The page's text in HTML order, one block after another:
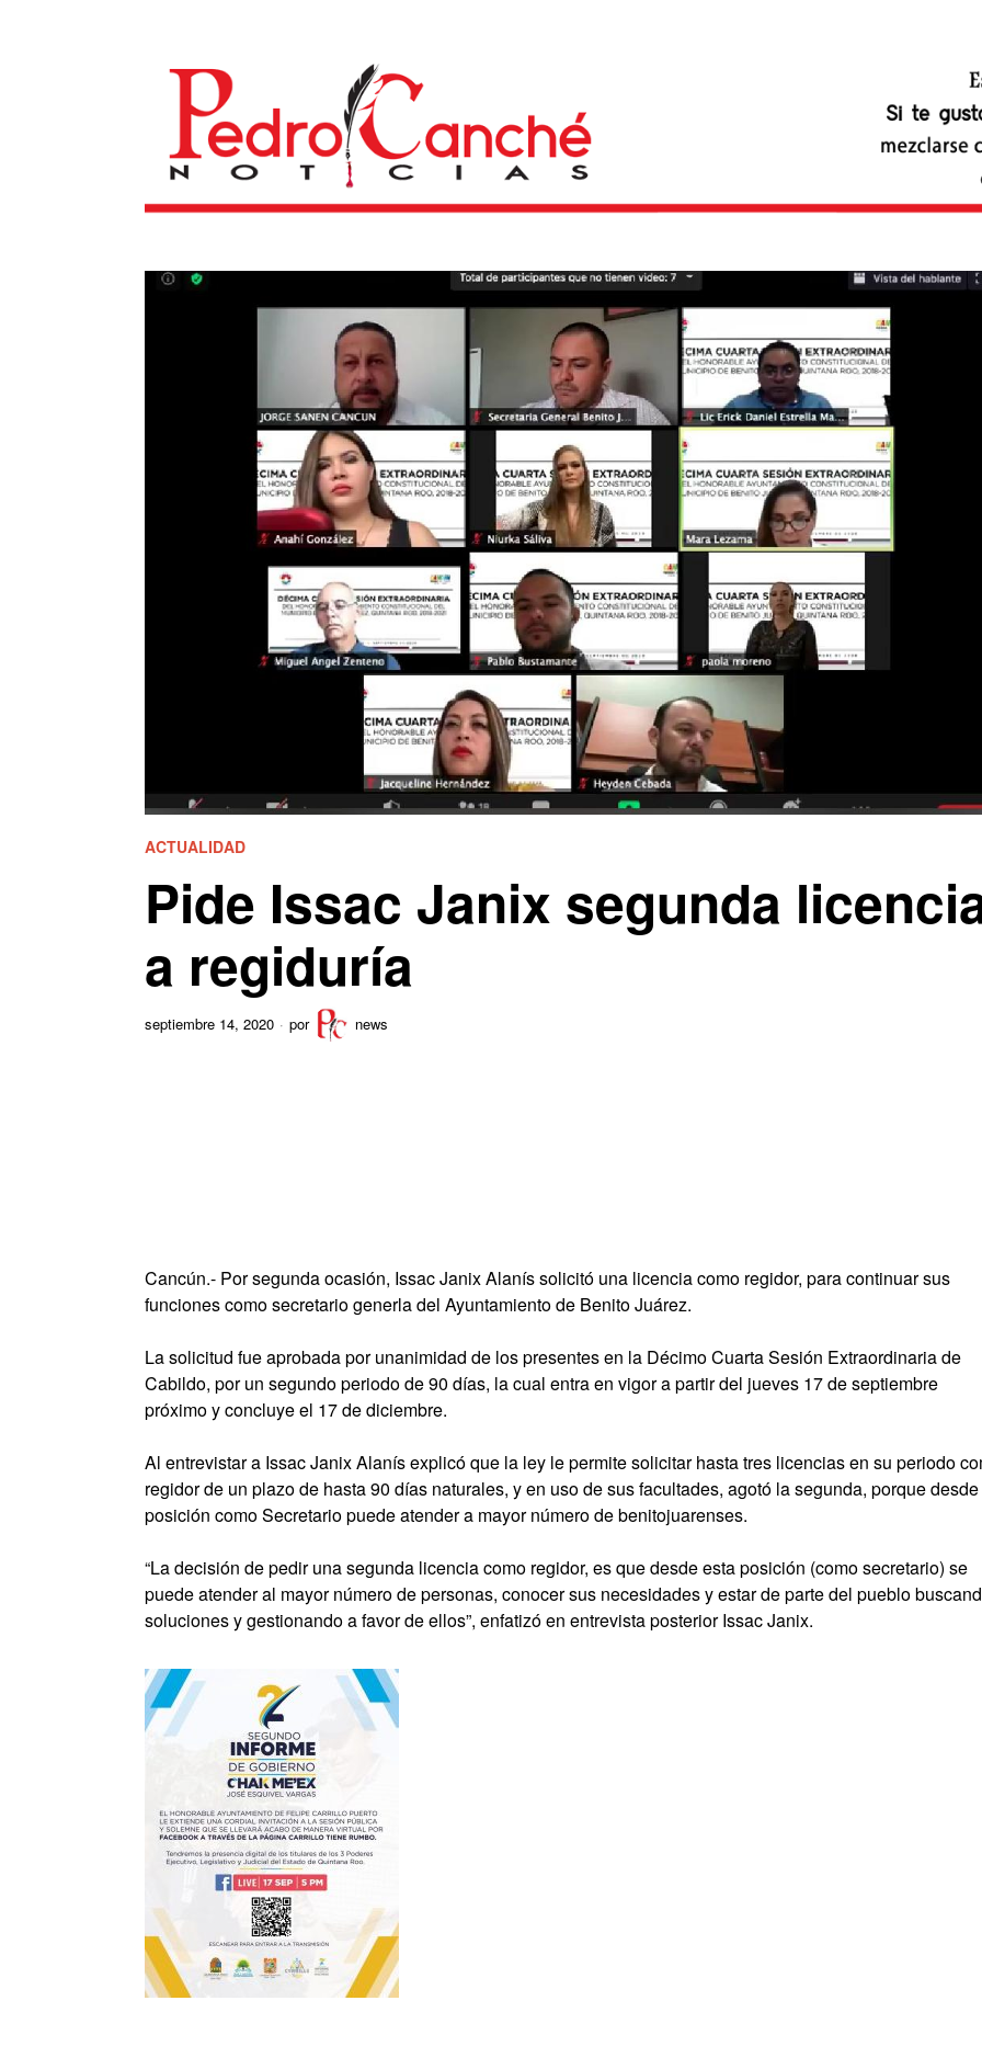
ACTUALIDAD
Pide Issac Janix segunda
a regiduría
septiembre 14, 2020 por news
Cancún.- Por segunda ocasión, Issac Janix Alanís solicitó una licencia como regidor, para continuar sus
funciones como secretario generla del Ayuntamiento de Benito Juárez.
La solicitud fue aprobada por unanimidad de los presentes en la Décimo Cuarta Sesión Extraordinaria de
Cabildo, por un segundo periodo de 90 días, la cual entra en vigor a partir del jueves 17 de septiembre
próximo y concluye el 17 de diciembre.
Al entrevistar a Issac Janix Alanís explicó que la ley le permite solicitar hasta tres licencias en su periodo
regidor de un plazo de hasta 90 días naturales, y en uso de sus facultades, agotó la segunda, porque desde
posición como Secretario puede atender a mayor número de benitojuarenses.
“La decisión de pedir una segunda licencia como regidor, es que desde esta posición (como secretario) se
puede atender al mayor número de personas, conocer sus necesidades y estar de parte del pueblo
soluciones y gestionando a favor de ellos”, enfatizó en entrevista posterior Issac Janix.